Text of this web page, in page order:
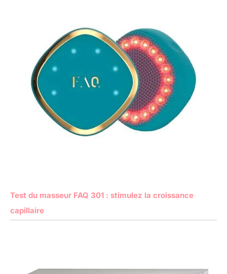
Test du masseur FAQ 301 : stimulez la croissance
capillaire